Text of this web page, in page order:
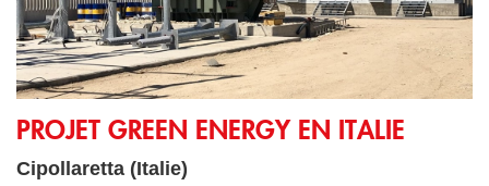
PROJET GREEN ENERGY EN ITALIE
Cipollaretta (Italie)